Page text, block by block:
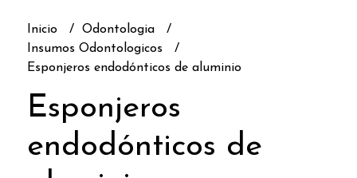
Inicio
Odontologia
Insumos Odontologicos
Esponjeros endodónticos de aluminio
Esponjeros
endodónticos de